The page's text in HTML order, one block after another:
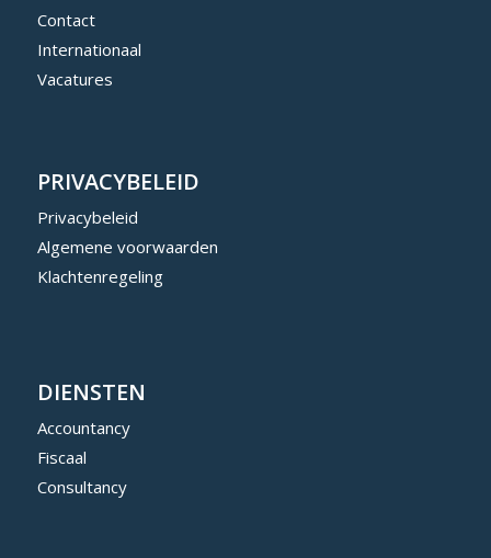
Contact
Internationaal
Vacatures
PRIVACYBELEID
Privacybeleid
Algemene voorwaarden
Klachtenregeling
DIENSTEN
Accountancy
Fiscaal
Consultancy